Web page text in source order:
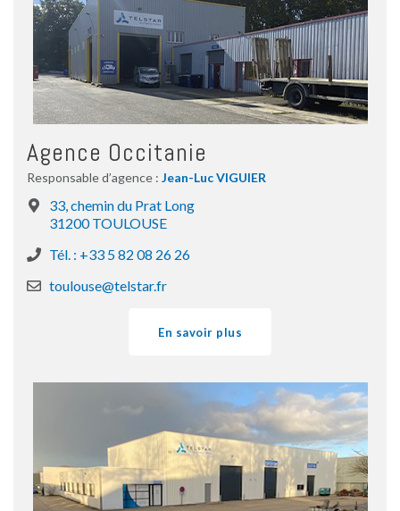
Agence Occitanie
Responsable d’agence : Jean-Luc VIGUIER
33, chemin du Prat Long
31200 TOULOUSE
Tél. : +33 5 82 08 26 26
toulouse@telstar.fr
En savoir plus